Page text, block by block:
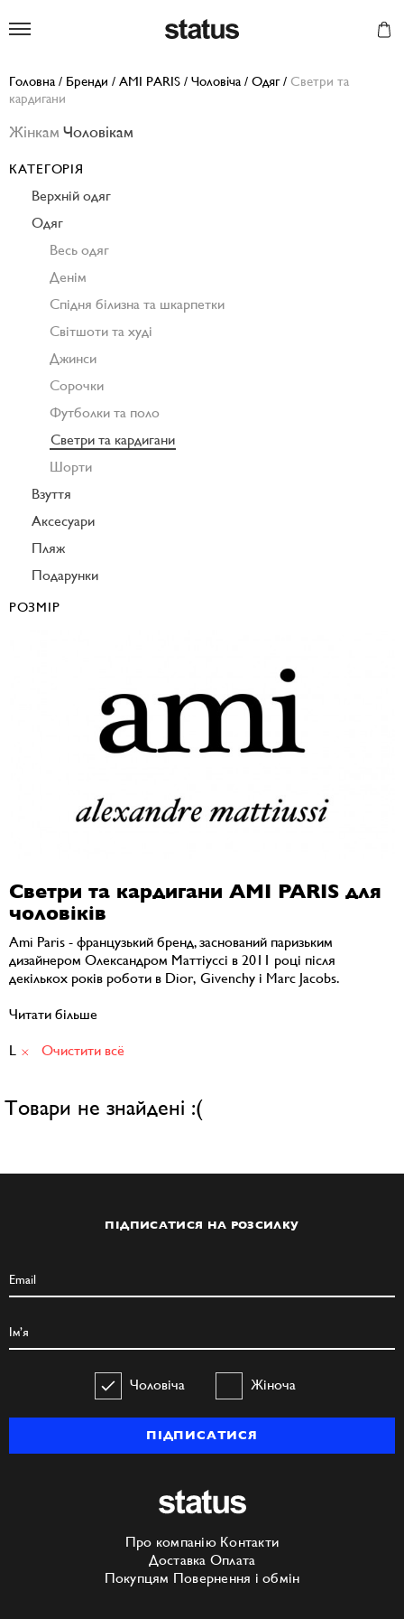
Головна / Бренди / AMI PARIS / Чоловіча / Одяг/ Светри та
кардигани
Светри та кардигани AMI PARIS для
чоловіків
Ami Paris - французький бренд, заснований паризьким
дизайнером Олександром Маттіуссі в 2011 році після
декількох років роботи в Dior, Givenchy і Marc Jacobs.
Читати більше
L Очистити всё
Товари не знайдені :(
Жінкам Чоловікам
КАТЕГОРІЯ
Верхній одяг
Одяг
Весь одяг
Денім
Спідня білизна та шкарпетки
Світшоти та худі
Джинси
Сорочки
Футболки та поло
Светри та кардигани
Шорти
Взуття
Аксесуари
Пляж
Подарунки
РОЗМІР
ПІДПИСАТИСЯ НА РОЗСИЛКУ
Чоловіча Жіноча
ПІДПИСАТИСЯ
Про компанію Контакти
Доставка Оплата
Покупцям Повернення і обмін